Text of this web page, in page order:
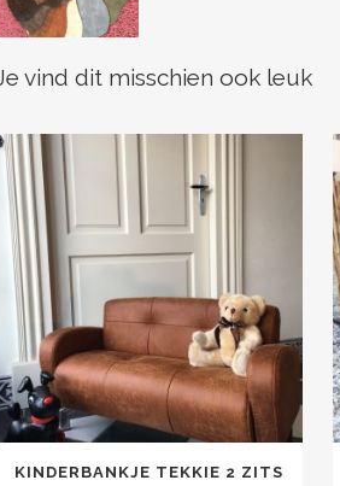
vind dit misschien ook leuk
KINDERBANKJE TEKKIE 2 ZITS